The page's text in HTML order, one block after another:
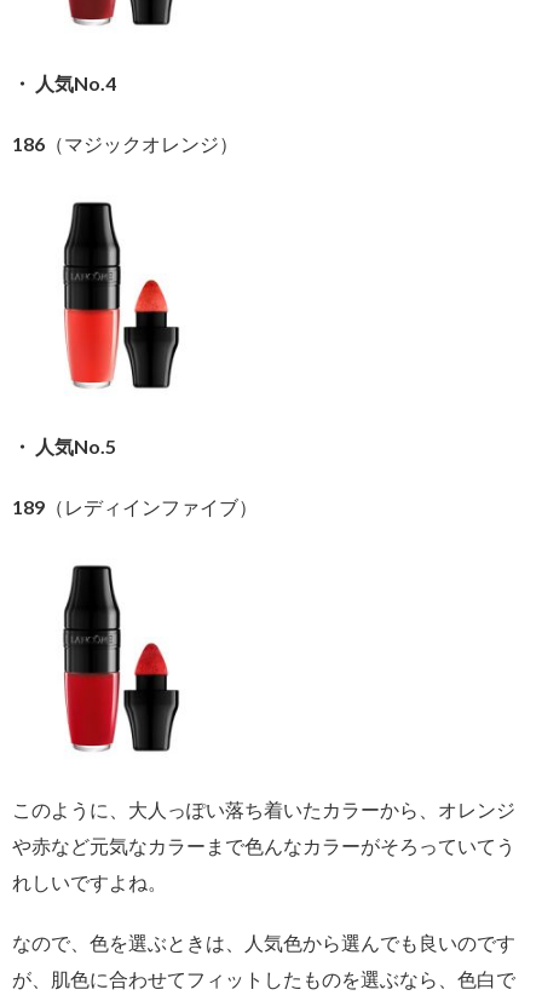
・ 人気No.4
186（マジックオレンジ）
・ 人気No.5
189（レディインファイブ）
このように、大人っぽい落ち着いたカラーから、オレンジ
や赤など元気なカラーまで色んなカラーがそろっていてう
れしいですよね。
なので、色を選ぶときは、人気色から選んでも良いのです
が、肌色に合わせてフィットしたものを選ぶなら、色白で